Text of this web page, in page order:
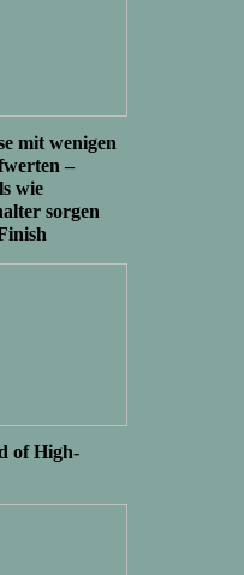
mit wenigen
–
wie
sorgen
of High-